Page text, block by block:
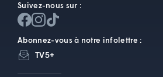
Suivez-nous sur :
Abonnez-vous à notre infolettre :
TV5+